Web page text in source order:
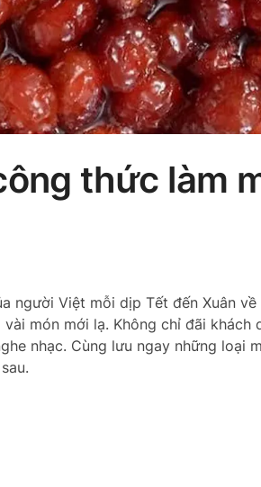
thức làm
người Việt mỗi dịp Tết đến Xuân
món mới lạ. Không chỉ đãi
nhạc. Cùng lưu ngay những loại